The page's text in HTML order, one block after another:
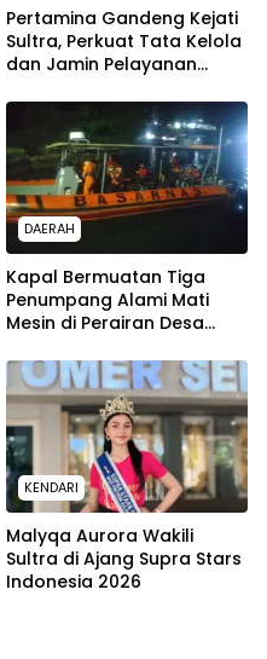
Pertamina Gandeng Kejati
Sultra, Perkuat Tata Kelola
dan Jamin Pelayanan
DAERAH
Kapal Bermuatan Tiga
Penumpang Alami Mati
Mesin di Perairan Desa
Dikerahkan
KENDARI
Malyqa Aurora Wakili
Sultra di Ajang Supra Stars
Indonesia 2026